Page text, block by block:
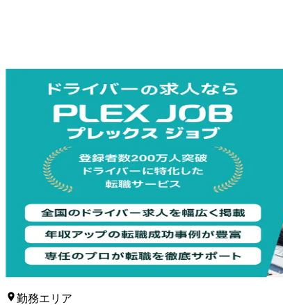
勤務エリア